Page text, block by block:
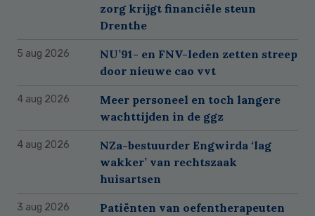
zorg krijgt financiële steun
Drenthe
5 aug 2026
NU’91- en FNV-leden zetten streep
door nieuwe cao vvt
4 aug 2026
Meer personeel en toch langere
wachttijden in de ggz
4 aug 2026
NZa-bestuurder Engwirda ‘lag
wakker’ van rechtszaak
huisartsen
3 aug 2026
Patiënten van oefentherapeuten